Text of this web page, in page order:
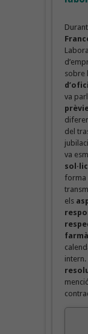
sobre
va
del
va
forma
els